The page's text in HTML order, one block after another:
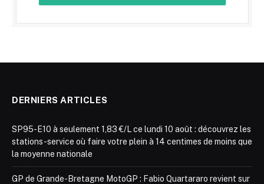
DERNIERS ARTICLES
SP95-E10 à seulement 1,83 €/L ce lundi 10 août : découvrez les
stations-service où faire votre plein à 14 centimes de moins que
la moyenne nationale
GP de Grande-Bretagne MotoGP : Fabio Quartararo revient sur